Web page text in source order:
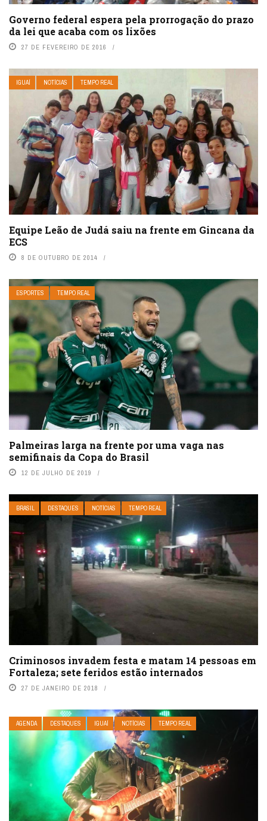
Governo federal espera pela prorrogação do prazo
da lei que acaba com os lixões
27 DE FEVEREIRO DE 2016
IGUAÍ NOTÍCIAS TEMPO REAL
Equipe Leão de Judá saiu na frente em Gincana da
ECS
8 DE OUTUBRO DE 2014
ESPORTES TEMPO REAL
Palmeiras larga na frente por uma vaga nas
semifinais da Copa do Brasil
12 DE JULHO DE 2019
BRASIL DESTAQUES NOTÍCIAS TEMPO REAL
Criminosos invadem festa e matam 14 pessoas em
Fortaleza; sete feridos estão internados
27 DE JANEIRO DE 2018
AGENDA DESTAQUES IGUAÍ NOTÍCIAS TEMPO REAL